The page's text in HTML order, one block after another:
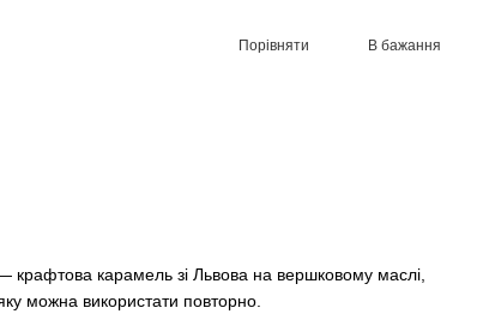
Порівняти В бажання
карамель зі Львова на вершковому маслі,
можна використати повторно.